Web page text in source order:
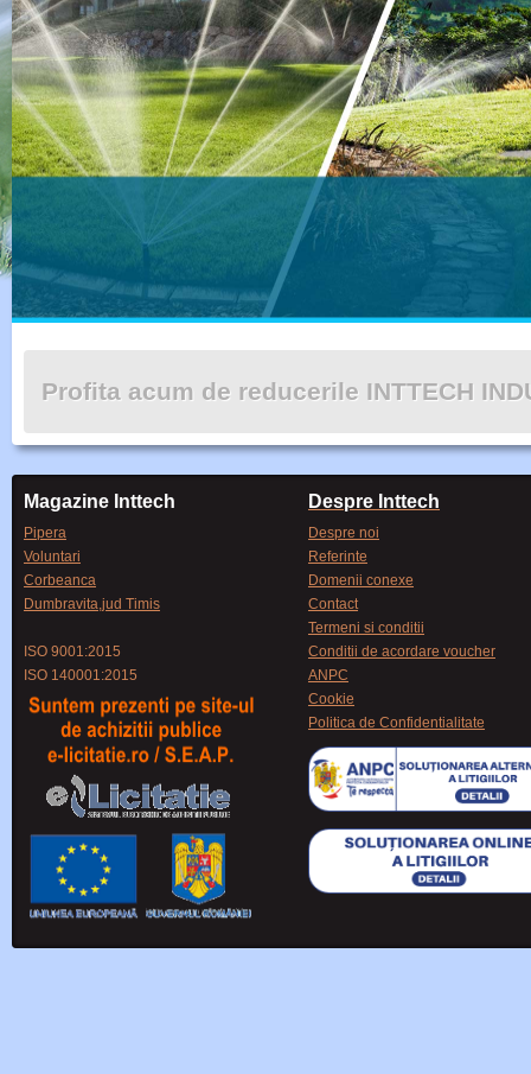
Profita acum de reducerile INTTECH
Magazine Inttech
Pipera
Voluntari
Corbeanca
Dumbravita,jud Timis
ISO 9001:2015
ISO 140001:2015
Despre Inttech
Despre noi
Referinte
Domenii conexe
Contact
Termeni si conditii
Conditii de acordare voucher
ANPC
Cookie
Politica de Confidentialitate